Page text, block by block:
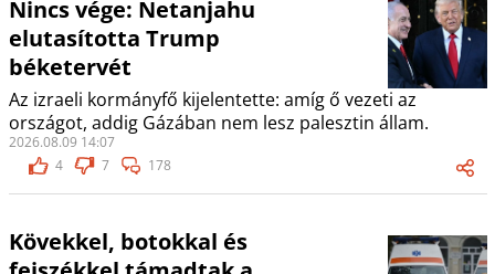
Nincs vége: Netanjahu
elutasította Trump
béketervét
Az izraeli kormányfő kijelentette: amíg ő vezeti az
országot, addig Gázában nem lesz palesztin állam.
2026.08.09 14:07
4
7 178
Kövekkel, botokkal és